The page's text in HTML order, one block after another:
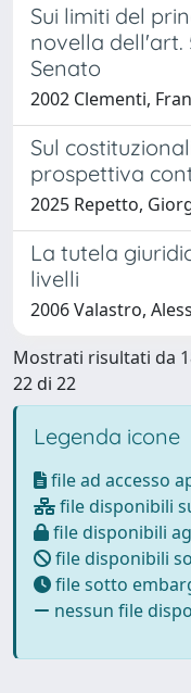
Sui limiti del
novella dell'art.
Senato
2002 Clementi,
Sul
prospettiva
2025 Repetto,
La tutela
livelli
2006 Valastro,
Mostrati risultati da
22 di 22
Legenda icone
file ad accesso
file disponibili
file disponibili
file disponibili
file sotto
nessun file